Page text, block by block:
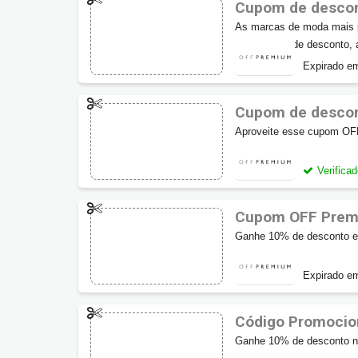
Cupom de
As marcas de moda
este cupom de desconto,
Expirado
Cupom de
Aproveite esse cupom
Cupom OFF
Ganhe 10% de desconto
Expirado
Código
Ganhe 10% de desconto